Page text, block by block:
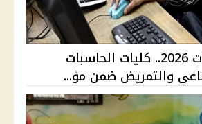
تنسيق الجامعات 2026.. كليات الحاسبات
والتمريض ضمن مؤ...